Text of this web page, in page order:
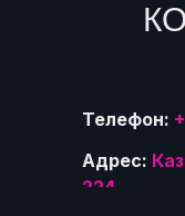
Телефон:
Адрес:
224